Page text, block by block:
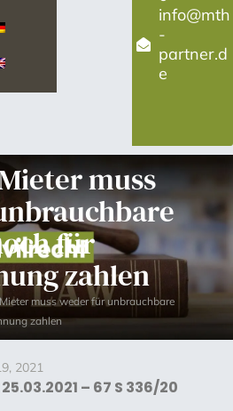
info@mth
-
partner.d
e
muss
für
zahlen
muss weder für unbrauchbare
zahlen
2021
– 67 S 336/20